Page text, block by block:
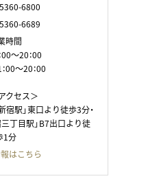
6800
6689
時間
～20：00
00～20：00
クセス＞
宿駅」東口より徒歩3分・
三丁目駅」B7出口より徒
1分
はこちら